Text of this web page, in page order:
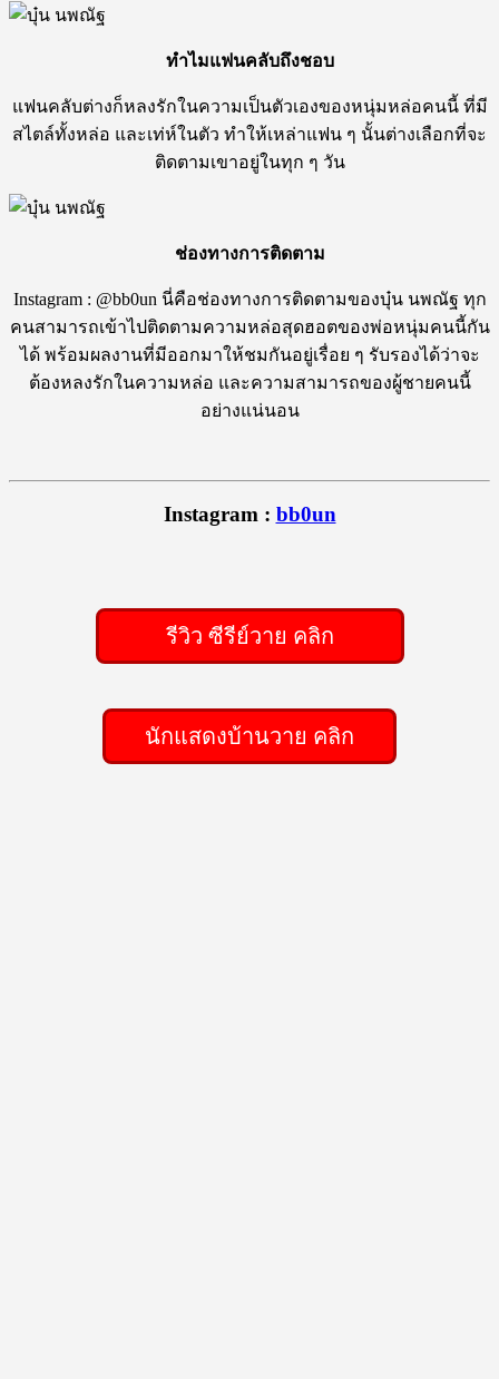
ทำไมแฟนคลับถึงชอบ
แฟนคลับต่างก็หลงรักในความเป็นตัวเองของหนุ่มหล่อคนนี้ ที่มี
สไตล์ทั้งหล่อ และเท่ห์ในตัว ทำให้เหล่าแฟน ๆ นั้นต่างเลือกที่จะ
ติดตามเขาอยู่ในทุก ๆ วัน
ช่องทางการติดตาม
Instagram : @bb0un นี่คือช่องทางการติดตามของบุ๋น นพณัฐ ทุก
คนสามารถเข้าไปติดตามความหล่อสุดฮอตของพ่อหนุ่มคนนี้กัน
ได้ พร้อมผลงานที่มีออกมาให้ชมกันอยู่เรื่อย ๆ รับรองได้ว่าจะ
ต้องหลงรักในความหล่อ และความสามารถของผู้ชายคนนี้
อย่างแน่นอน
Instagram : bb0un
รีวิว ซีรีย์วาย คลิก
นักแสดงบ้านวาย คลิก